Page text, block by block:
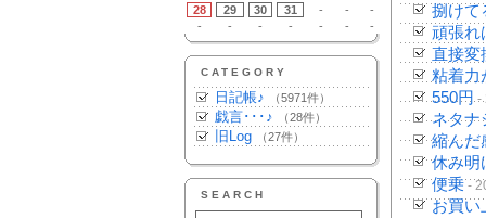
28
29 30 31 - -
-
-
- - - - - -
CATEGORY
日記帳♪ （5971件）
戯言･･･♪ （28件）
旧Log （27件）
SEARCH
捌けて
頑張れ
直接変
粘着力
550円-
ネタナ
縮んだ
休み明
便乗 -
お買い